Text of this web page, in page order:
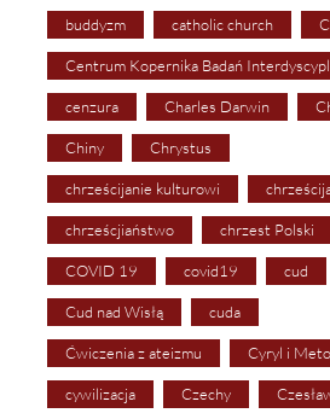
buddyzm catholic church
Centrum Kopernika Badań
cenzura Charles Darwin
Chiny Chrystus
chrześcijanie kulturowi
chrześcjiaństwo chrzest Polski
COVID 19 covid19 cud
Cud nad Wisłą cuda
Ćwiczenia z ateizmu Cyryl i
cywilizacja Czechy